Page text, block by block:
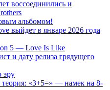
воссоединились и
альбомом!
выйдет в январе 2026 года
5 — Love Is Like
и дату релиза грядущего
эру
«3+5=» — намек на 8-